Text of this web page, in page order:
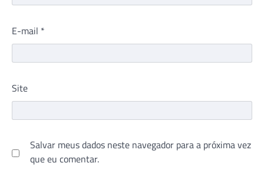
E-mail *
Site
Salvar meus dados neste navegador para a próxima vez
que eu comentar.